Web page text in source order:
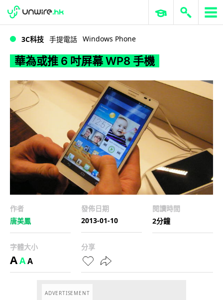
華為或推 6 吋屏幕 WP8 手機
WWDC 2026 ERP 與商業 AI
3C科技 手提電話 Windows Phone
華為或推 6 吋屏幕 WP8 手機
作者
唐美鳳
發佈日期
2013-01-10
閱讀時間
2分鐘
字體大小
AAA
分享
ADVERTISEMENT